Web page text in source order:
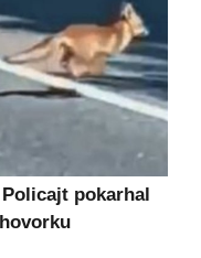
pokarhal